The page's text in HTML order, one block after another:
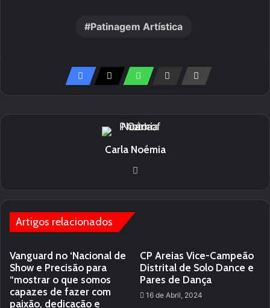
Patinagem Artística
Carla Noémia
Artigos relacionados
Vanguard no ‘Nacional de
Show e Precisão para
“mostrar o que somos
capazes de fazer com
paixão, dedicação e
CP Areias Vice-Campeão
Distrital de Solo Dance e
Pares de Dança
16 de Abril, 2024